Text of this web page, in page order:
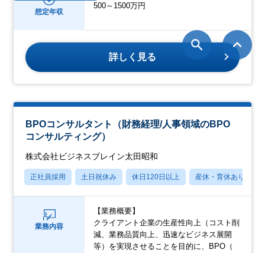
想定年収
500～1500万円
詳しく見る
BPOコンサルタント（財務経理/人事領域のBPO
コンサルティング）
株式会社ビジネスブレイン太田昭和
正社員採用 土日祝休み 休日120日以上 産休・育休あり
業務内容
【業務概要】
クライアント企業の生産性向上（コスト削
減、業務品質向上、迅速なビジネス展開
等）を実現させることを目的に、BPO（